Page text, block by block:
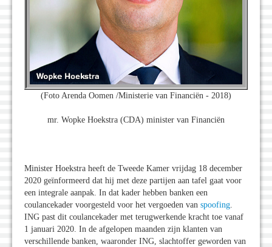
(Foto Arenda Oomen /Ministerie van Financiën - 2018)
mr. Wopke Hoekstra (CDA) minister van Financiën
Minister Hoekstra heeft de Tweede Kamer vrijdag 18 december
2020 geïnformeerd dat hij met deze partijen aan tafel gaat voor
een integrale aanpak. In dat kader hebben banken een
coulancekader voorgesteld voor het vergoeden van spoofing.
ING past dit coulancekader met terugwerkende kracht toe vanaf
1 januari 2020. In de afgelopen maanden zijn klanten van
verschillende banken, waaronder ING, slachtoffer geworden van